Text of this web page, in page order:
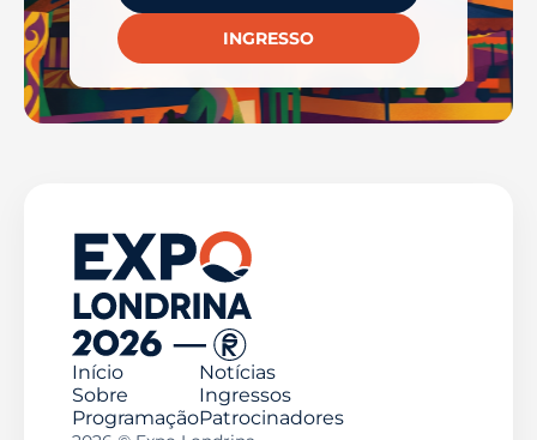
INGRESSO
Início
Sobre
Programação
Notícias
Ingressos
Patrocinadores